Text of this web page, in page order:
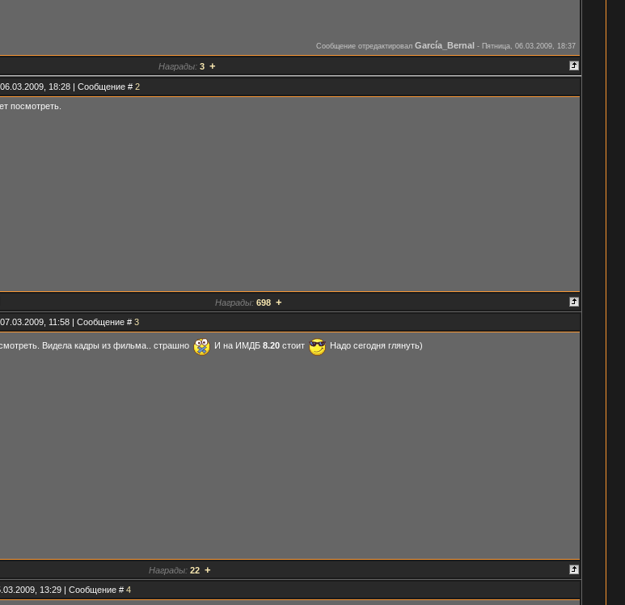
Сообщение отредактировал García_Bernal - Пятница, 06.03.2009, 18:37
Награды: 3 +
18:28 | Сообщение # 2
посмотреть.
Награды: 698 +
11:58 | Сообщение # 3
Видела кадры из фильма.. страшно И на ИМДБ 8.20стоит Надо сегодня глянуть)
Награды: 22 +
13:29 | Сообщение # 4